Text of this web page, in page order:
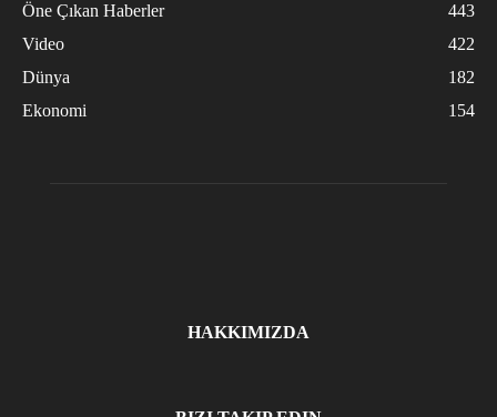
Öne Çıkan Haberler
443
Video
422
Dünya
182
Ekonomi
154
HAKKIMIZDA